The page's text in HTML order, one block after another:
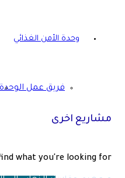
وحدة الأمن الغذائي
فريق عمل الوحدة
مشاريع اخرى
what you're looking for.